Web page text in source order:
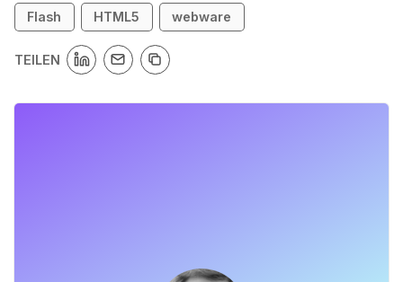
Flash HTML5 webware
TEILEN